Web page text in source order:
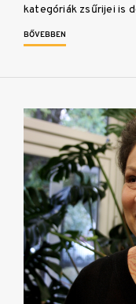
kategóriák zsűrijei is
BŐVEBBEN